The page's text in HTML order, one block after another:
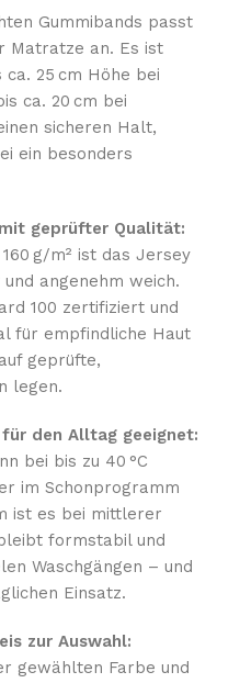
Gummibands passt
Matratze an. Es ist
25 cm Höhe bei
ca. 20 cm bei
sicheren Halt,
ein besonders
geprüfter Qualität:
g/m² ist das Jersey
angenehm weich.
100 zertifiziert und
für empfindliche Haut
geprüfte,
legen.
den Alltag geeignet:
bei bis zu 40 °C
im Schonprogramm
ist es bei mittlerer
formstabil und
Waschgängen – und
Einsatz.
zur Auswahl:
gewählten Farbe und